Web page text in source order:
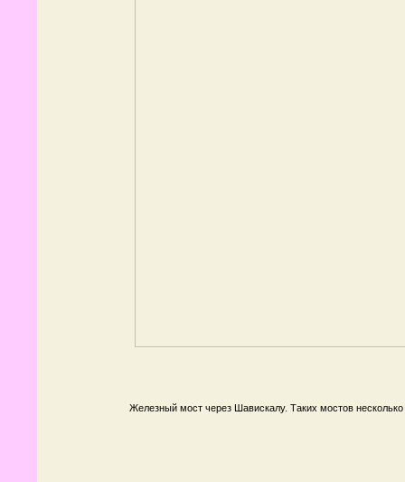
Железный мост через Шавискалу. Таких мостов